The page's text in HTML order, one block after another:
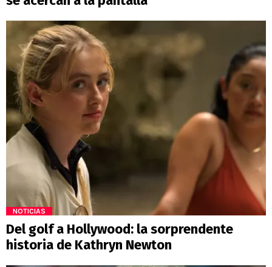
NOTICIAS
Del golf a Hollywood: la sorprendente
historia de Kathryn Newton